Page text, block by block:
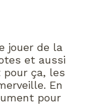
jouer de la
et aussi
ça, les
En
pour